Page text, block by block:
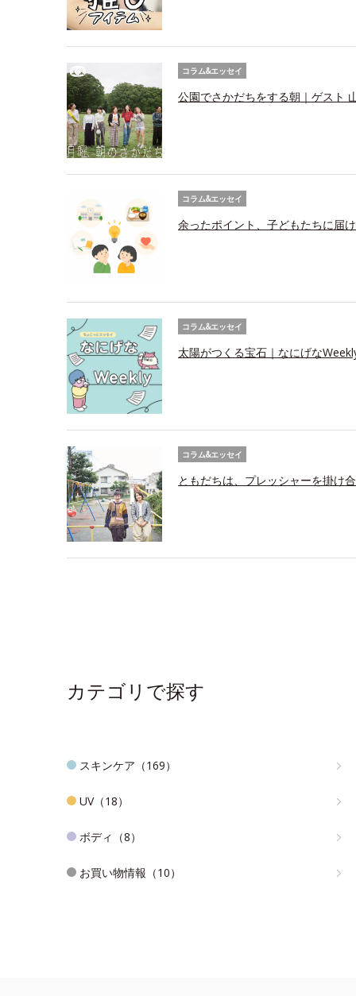
コラム&エッセイ
公園でさかだちをする朝｜ゲスト
コラム&エッセイ
余ったポイント、子どもたちに届
コラム&エッセイ
太陽がつくる宝石｜なにげな
コラム&エッセイ
ともだちは、プレッシャーを掛け
カテゴリで探す
スキンケア（169）
UV（18）
ボディ（8）
お買い物情報（10）